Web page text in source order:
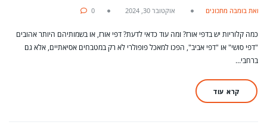
מאת בומבה מתכונים אוקטובר 30, 2024 0
כמה קלוריות יש בדפי אורז? ומה עוד כדאי לדעת? דפי אורז, או בשמותיהם היותר אהובים
"דפי סושי" או "דפי אביב", הפכו למאכל פופולרי לא רק במטבחים אסיאתיים, אלא גם
ברחבי…
קרא עוד